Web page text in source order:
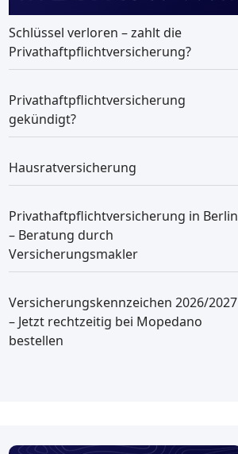
Schlüssel verloren – zahlt die
Privathaftpflichtversicherung?
Privathaftpflichtversicherung
gekündigt?
Hausratversicherung
Privathaftpflichtversicherung in Berlin
– Beratung durch
Versicherungsmakler
Versicherungskennzeichen 2026/2027
– Jetzt rechtzeitig bei Mopedano
bestellen